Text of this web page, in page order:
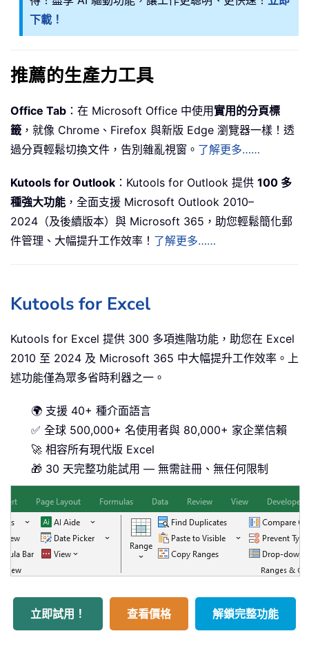
下載！
推薦的生產力工具
Office Tab ：在 Microsoft Office 中使用實用的分頁標
籤 ，就像 Chrome、Firefox 與新版 Edge 瀏覽器一樣！透
過分頁輕鬆切換文件，告別雜亂視窗。 了解更多……
Kutools for Outlook ：Kutools for Outlook 提供 100 多
種強大功能 ，全面支援 Microsoft Outlook 2010–
2024（及後續版本）與 Microsoft 365，助您輕鬆簡化郵
件管理、大幅提升工作效率！ 了解更多……
Kutools for Excel
Kutools for Excel 提供 300 多項進階功能，助您在 Excel
2010 至 2024 及 Microsoft 365 中大幅提升工作效率。上
述功能僅為眾多省時利器之一。
🌍 支援 40+ 種介面語言
✅ 全球 500,000+ 名使用者與 80,000+ 家企業信賴
🚀 相容所有現代版 Excel
🎁 30 天完整功能試用 — 無需註冊、無任何限制
立即試用！ 查看價格 解鎖完整功能